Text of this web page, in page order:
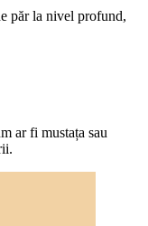
păr la nivel profund,
ar fi mustața sau